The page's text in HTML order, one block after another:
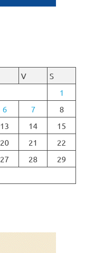
V
S
1
6 7
8
13 14
15
20 21
22
27 28
29